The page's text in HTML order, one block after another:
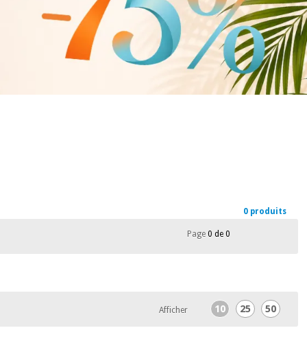
0 produits
Page0 de 0
Afficher 10 25 50